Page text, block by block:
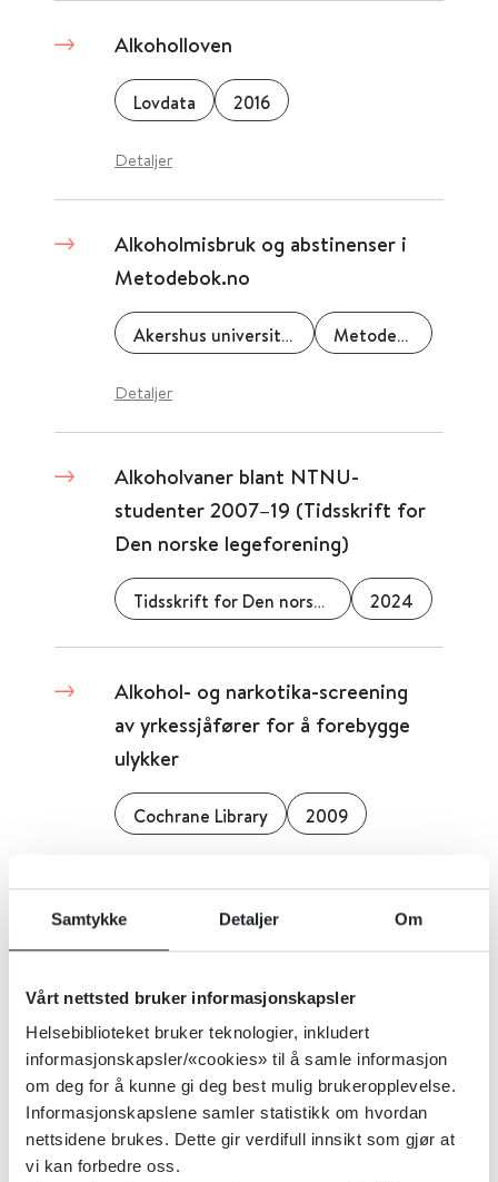
Samtykke Detaljer Om
Vårt nettsted bruker informasjonskapsler
Helsebiblioteket bruker teknologier, inkludert
informasjonskapsler/«cookies» til å samle informasjon
om deg for å kunne gi deg best mulig brukeropplevelse.
Informasjonskapslene samler statistikk om hvordan
nettsidene brukes. Dette gir verdifull innsikt som gjør at
vi kan forbedre oss.
Alkoholloven
Lovdata 2016
Detaljer
Alkoholmisbruk og abstinenser i
Metodebok.no
Akershus universitetssykehus Metodebok.no
Detaljer
Alkoholvaner blant NTNU-
studenter 2007–19 (Tidsskrift for
Den norske legeforening)
Tidsskrift for Den norske legeforening 2024
Alkohol- og narkotika-screening
av yrkessjåfører for å forebygge
ulykker
Cochrane Library 2009
Alle andre får lov: Intervjuer med
barn og foreldre om Snapchat og
YouTube
Medietilsynet
Detaljer